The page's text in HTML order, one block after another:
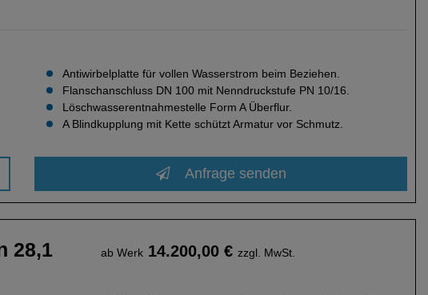
Antiwirbelplatte für vollen Wasserstrom beim Beziehen.
Flanschanschluss DN 100 mit Nenndruckstufe PN 10/16.
Löschwasserentnahmestelle Form A Überflur.
A Blindkupplung mit Kette schützt Armatur vor Schmutz.
Anfrage senden
28,1
ab Werk14.200,00 € zzgl. MwSt.